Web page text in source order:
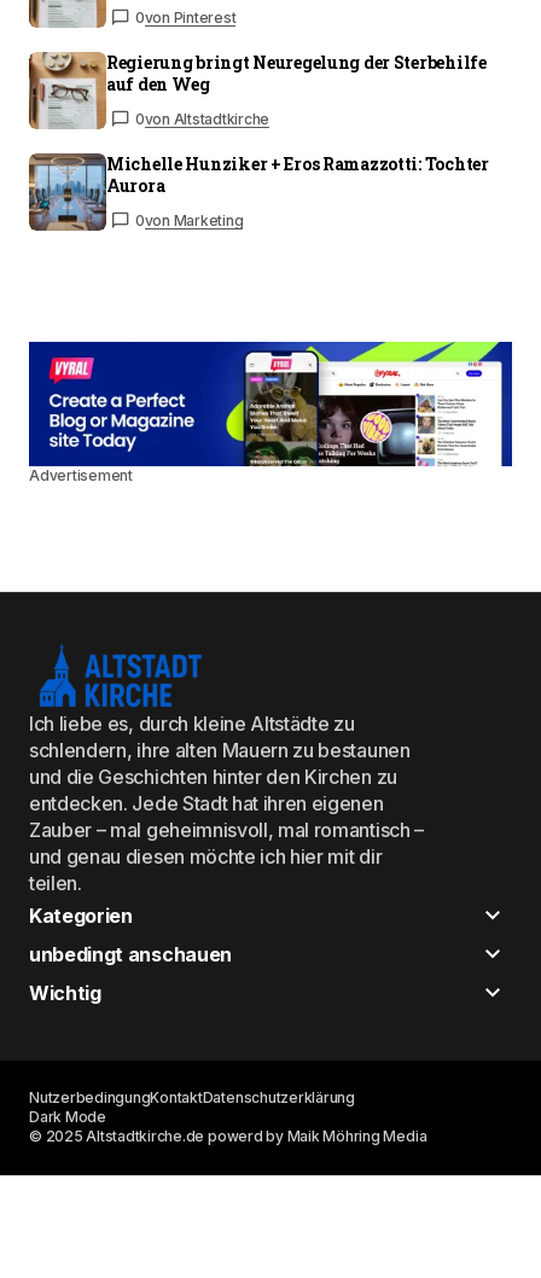
0von Pinterest
Regierung bringt Neuregelung der Sterbehilfe
auf den Weg
0von Altstadtkirche
Michelle Hunziker + Eros Ramazzotti: Tochter
Aurora
0von Marketing
Advertisement
Ich liebe es, durch kleine Altstädte zu
schlendern, ihre alten Mauern zu bestaunen
und die Geschichten hinter den Kirchen zu
entdecken. Jede Stadt hat ihren eigenen
Zauber – mal geheimnisvoll, mal romantisch –
und genau diesen möchte ich hier mit dir
teilen.
Kategorien
unbedingt anschauen
Wichtig
© 2025 Altstadtkirche.de powerd by Maik Möhring Media
NutzerbedingungKontaktDatenschutzerklärung
Dark Mode